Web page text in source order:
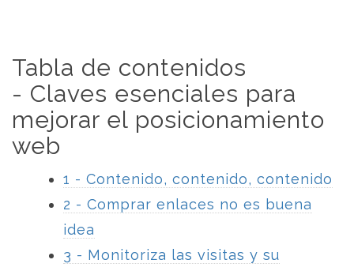
Tabla de contenidos
- Claves esenciales para
mejorar el posicionamiento
web
1 - Contenido, contenido, contenido
2 - Comprar enlaces no es buena
idea
3 - Monitoriza las visitas y su